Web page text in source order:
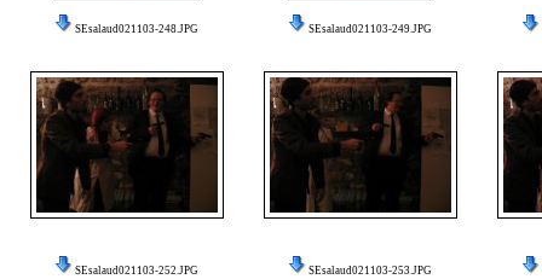
SEsalaud021103-248.JPG SEsalaud021103-249.JPG
SEsalaud021103-252.JPG SEsalaud021103-253.JPG